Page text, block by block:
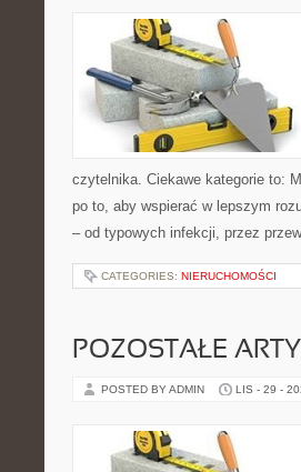
czytelnika. Ciekawe kategorie to:
po to, aby wspierać w lepszym
– od typowych infekcji, przez
CATEGORIES: NIERUCHOMOŚCI
POZOSTAŁE
POSTED BY ADMIN LIS - 29 -